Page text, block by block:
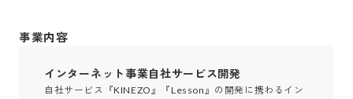
事業内容
インターネット事業自社サービス開発
自社サービス『KINEZO』『Lesson』の開発に携わるイン